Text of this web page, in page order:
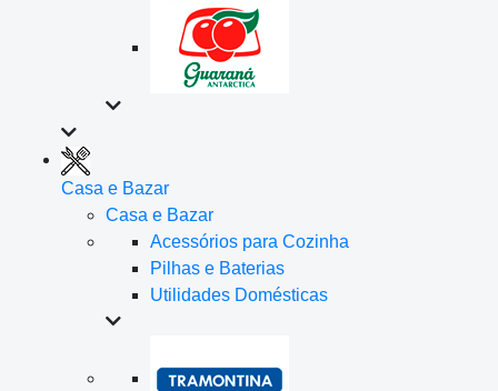
Casa e Bazar
Casa e Bazar
Acessórios para Cozinha
Pilhas e Baterias
Utilidades Domésticas